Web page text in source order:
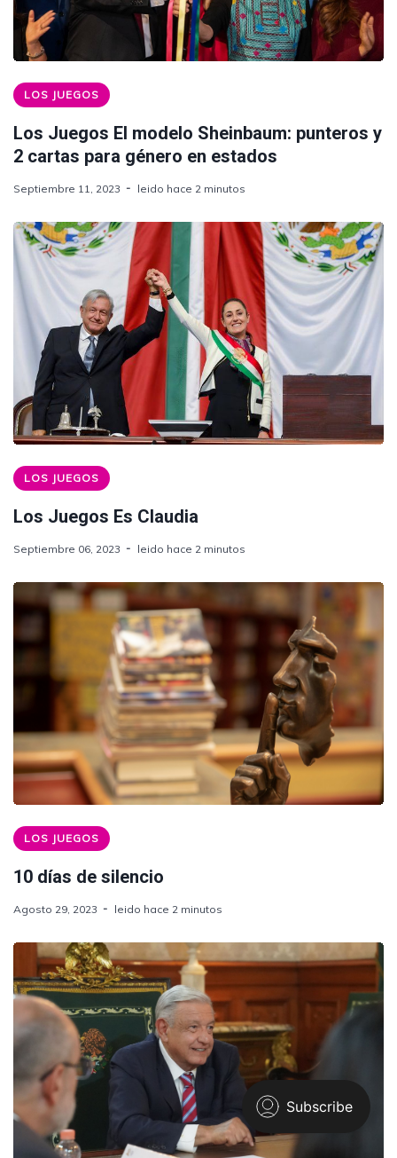
LOS JUEGOS
Los Juegos El modelo Sheinbaum: punteros y
2 cartas para género en estados
Septiembre 11, 2023 leido hace 2 minutos
LOS JUEGOS
Los Juegos Es Claudia
Septiembre 06, 2023 leido hace 2 minutos
LOS JUEGOS
10 días de silencio
Agosto 29, 2023 leido hace 2 minutos